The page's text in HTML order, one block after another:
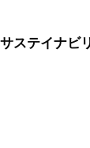
サステイナビ